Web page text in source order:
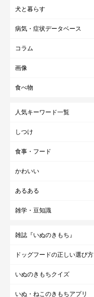
犬と暮らす
病気・症状データベース
コラム
画像
食べ物
人気キーワード一覧
しつけ
食事・フード
かわいい
あるある
雑学・豆知識
雑誌『いぬのきもち』
ドッグフードの正しい選び方
いぬのきもちクイズ
いぬ・ねこのきもちアプリ